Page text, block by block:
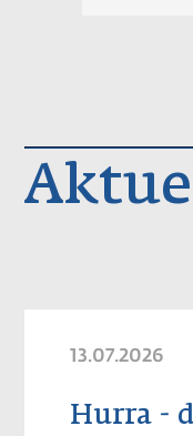
13.07.2026
Hurra -